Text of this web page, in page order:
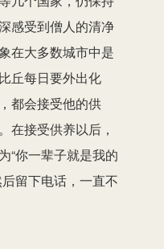
感受到僧人的清净
在大多数城市中是
丘每日要外出化
都会接受他的供
在接受供养以后，
“你一辈子就是我的
留下电话，一直不